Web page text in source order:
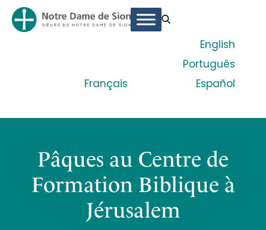
Français
English
Português
Español
Pâques au Centre de
Formation Biblique à
Jérusalem